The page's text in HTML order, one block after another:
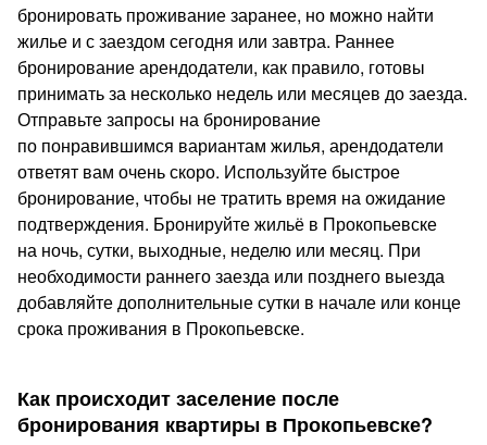
бронировать проживание заранее, но можно найти
жилье и с заездом сегодня или завтра. Раннее
бронирование арендодатели, как правило, готовы
принимать за несколько недель или месяцев до заезда.
Отправьте запросы на бронирование
по понравившимся вариантам жилья, арендодатели
ответят вам очень скоро. Используйте быстрое
бронирование, чтобы не тратить время на ожидание
подтверждения. Бронируйте жильё в Прокопьевске
на ночь, сутки, выходные, неделю или месяц. При
необходимости раннего заезда или позднего выезда
добавляйте дополнительные сутки в начале или конце
срока проживания в Прокопьевске.
Как происходит заселение после
бронирования квартиры в Прокопьевске?